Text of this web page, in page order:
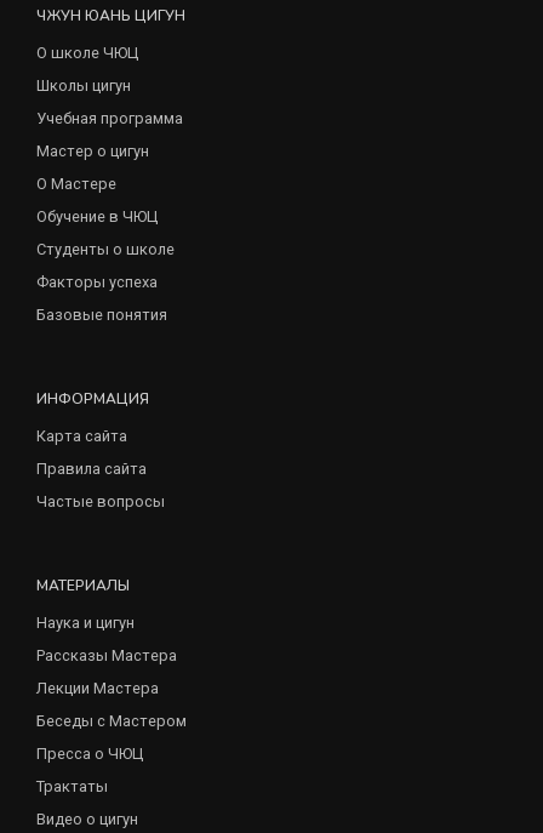
ЧЖУН ЮАНЬ ЦИГУН
О школе ЧЮЦ
Школы цигун
Учебная программа
Мастер о цигун
О Мастере
Обучение в ЧЮЦ
Студенты о школе
Факторы успеха
Базовые понятия
ИНФОРМАЦИЯ
Карта сайта
Правила сайта
Частые вопросы
МАТЕРИАЛЫ
Наука и цигун
Рассказы Мастера
Лекции Мастера
Беседы с Мастером
Пресса о ЧЮЦ
Трактаты
Видео о цигун